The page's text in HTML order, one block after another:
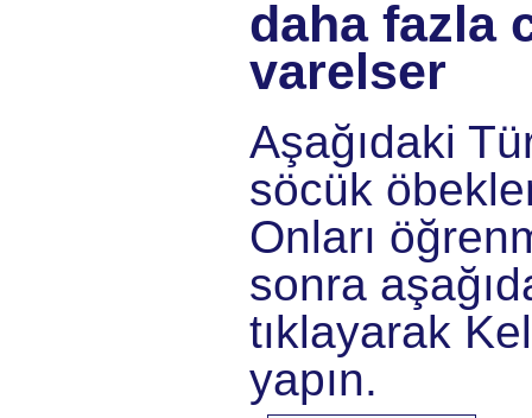
daha fazla
varelser
Aşağıdaki
söcük
Onları
sonra
tıklayarak
yapın.